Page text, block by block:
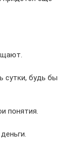
сутки, будь бы
понятия.